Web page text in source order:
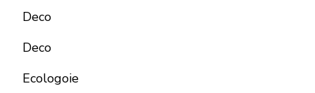
Deco
Deco
Ecologoie